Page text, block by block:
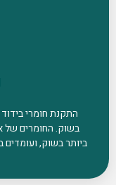
התקנת חומרי
בשוק. החומרים של
ביותר בשוק,